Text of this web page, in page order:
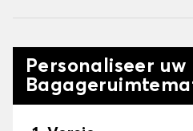
Personaliseer uw